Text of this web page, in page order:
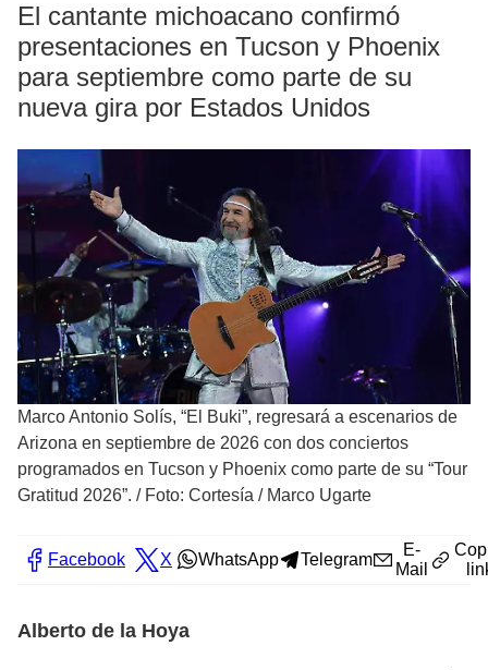
El cantante michoacano confirmó
presentaciones en Tucson y Phoenix
para septiembre como parte de su
nueva gira por Estados Unidos
Marco Antonio Solís, “El Buki”, regresará a escenarios de
Arizona en septiembre de 2026 con dos conciertos
programados en Tucson y Phoenix como parte de su “Tour
Gratitud 2026”. / Foto: Cortesía / Marco Ugarte
Facebook X WhatsApp Telegram
E-
Mail
Alberto de la Hoya